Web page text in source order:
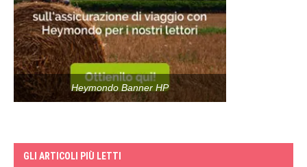
Heymondo Banner HP
GLI ARTICOLI PIÙ LETTI